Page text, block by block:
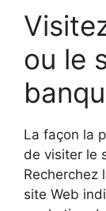
ou le
La façon la
de visiter le
Recherchez
site Web